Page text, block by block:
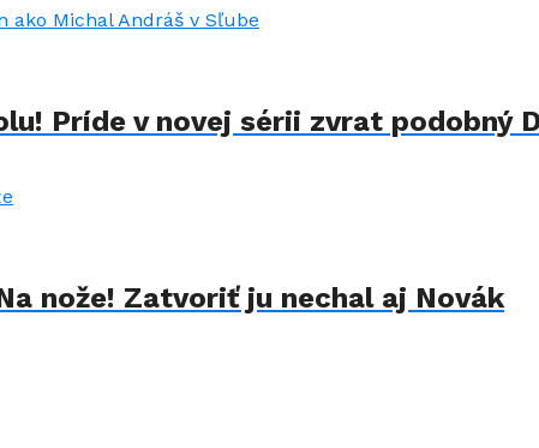
Príde v novej sérii zvrat podobný
nože! Zatvoriť ju nechal aj Novák